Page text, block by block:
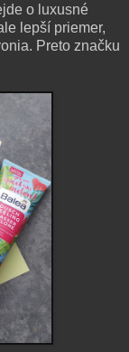
o luxusné
lepší priemer,
Preto značku